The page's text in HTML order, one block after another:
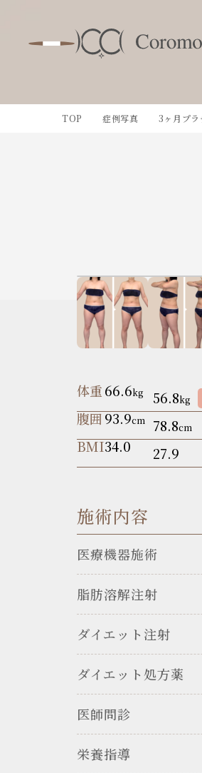
TOP 症例写真 3ヶ月プ
体重66.6kg 56.8kg
腹囲93.9cm 78.8cm
BMI34.0 27.9
施術内容
医療機器施術
脂肪溶解注射
ダイエット注射
ダイエット処方薬
医師問診
栄養指導